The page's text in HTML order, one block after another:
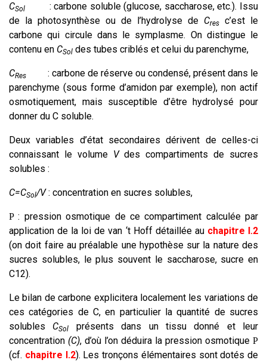
CSol
: carbone soluble (glucose, saccharose, etc.). Issu
de la photosynthèse ou de l’hydrolyse de Cres
c’est le
carbone qui circule dans le symplasme. On distingue le
contenu en CSol des tubes criblés et celui du parenchyme,
CRes
: carbone de réserve ou condensé, présent dans le
parenchyme (sous forme d’amidon par exemple), non actif
osmotiquement, mais susceptible d’être hydrolysé pour
donner du C soluble.
Deux variables d’état secondaires dérivent de celles-ci
connaissant le volume Vdes compartiments de sucres
solubles :
C=CSol/V: concentration en sucres solubles,
P: pression osmotique de ce compartiment calculée par
application de la loi de van ‘t Hoff détaillée au chapitre I.2
(on doit faire au préalable une hypothèse sur la nature des
sucres solubles, le plus souvent le saccharose, sucre en
C12).
Le bilan de carbone explicitera localement les variations de
ces catégories de C, en particulier la quantité de sucres
solubles CSol
présents dans un tissu donné et leur
concentration (C), d’où l’on déduira la pression osmotique P
(cf. chapitre I.2). Les tronçons élémentaires sont dotés de